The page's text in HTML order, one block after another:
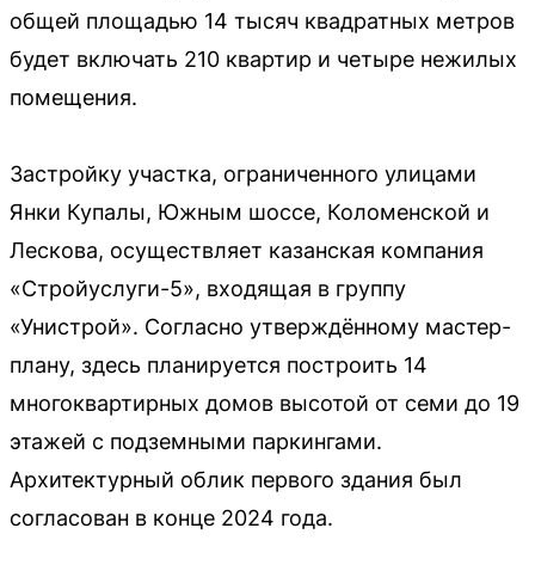
общей площадью 14 тысяч квадратных метров
будет включать 210 квартир и четыре нежилых
помещения.
Застройку участка, ограниченного улицами
Янки Купалы, Южным шоссе, Коломенской и
Лескова, осуществляет казанская компания
«Стройуслуги-5», входящая в группу
«Унистрой». Согласно утверждённому мастер-
плану, здесь планируется построить 14
многоквартирных домов высотой от семи до 19
этажей с подземными паркингами.
Архитектурный облик первого здания был
согласован в конце 2024 года.